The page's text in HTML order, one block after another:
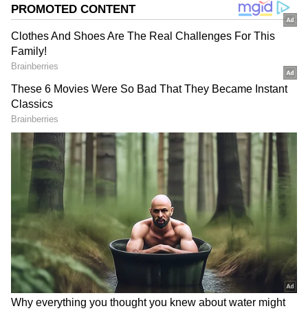
சர்வதேச சந்தையில் விலை உயர்ந்ததால்,
உள்நாட்டு எண்ணெய் நிறுவனங்களுக்கு
நிதிச் சுமை அதிகரித்துள்ளதாகத் துறை
சூழலில், விலை உயர்வைத் தவிர வேறு
வழியில்லை என அதிகாரிகள்
தெரிவிக்கின்றனர்.
இந்த நிலையில், 14.2 கிலோ வீட்டு உபயோக
சிலிண்டர் மீது ரூ.29 கூடுதலாக
வசூலிக்கப்படும் என எண்ணெய்
நிறுவனங்கள் அறிவித்துள்ளன. இந்த புதிய
விலை ஜூன் 7 முதலே அமலுக்கு
வந்துவிட்டது. கடந்த மூன்று மாதங்களில்